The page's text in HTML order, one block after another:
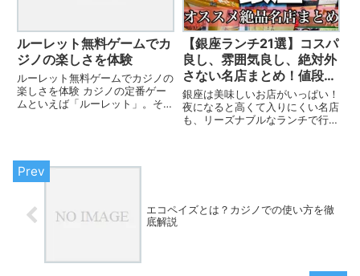
ルーレット無料ゲームでカ
ジノの楽しさを体験
ルーレット無料ゲームでカジノの
楽しさを体験 カジノの定番ゲー
ムといえば「ルーレット」。その
無料ゲーム」は、初心者でも気
軽...
【銀座ランチ21選】コスパ
良し、雰囲気良し、絶対外
さない名店まとめ！値段、
メニュー、雰囲気が分かる
動画付
銀座は美味しいお店がいっぱい！
夜になると高くて入りにくい名店
も、リーズナブルなランチで行く
エコペイズとは？カジノでの使い方を徹
底解説